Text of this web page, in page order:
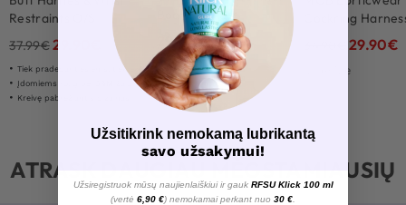
Restraints O/S
37.99€29.90
Tiek pradedantiesiems, tiek ekspertams
Įdomiems rolių bei S&M žaidimams
Kreivę pabrėžiantis dizainas
Body Harness
29.90€
Cockring
29.90€
Onesize
ATRASK DAUGIAU MĖGSTAMIAUSIŲ
Užsitikrink nemokamą lubrikantą
savo užsakymui!
Užsiregistruok mūsų naujienlaiškiui ir gauk RFSU Klick 100 ml
(vertė 6,90 €) nemokamai perkant nuo 30 €